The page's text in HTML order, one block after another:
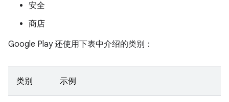
安全
商店
Google Play 还使用下表中介绍的类别：
类别 示例